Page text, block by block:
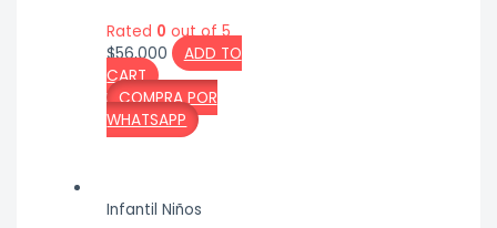
Rated 0 out of 5
$56,000
ADD TO
CART
COMPRA POR
WHATSAPP
Infantil Niños